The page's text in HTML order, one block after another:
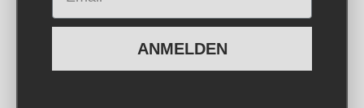
ANMELDEN